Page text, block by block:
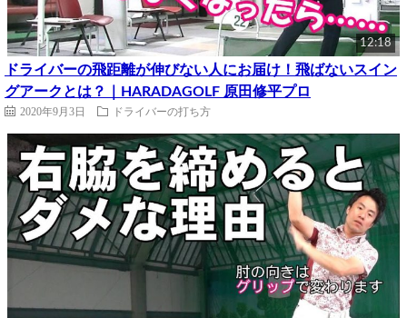
12:18
ドライバーの飛距離が伸びない人にお届け！飛ばないスイン
グアークとは？｜HARADAGOLF 原田修平プロ
2020年9月3日 ドライバーの打ち方